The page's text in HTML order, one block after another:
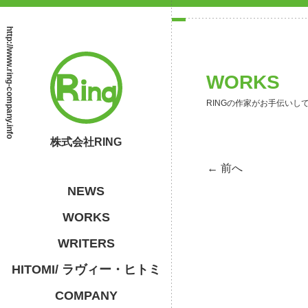
株式会社RING
NEWS
WORKS
WRITERS
HITOMI/ ラヴィー・ヒトミ
COMPANY
http://www.ring-company.info WORKS
RINGの作家がお手伝いし
← 前へ